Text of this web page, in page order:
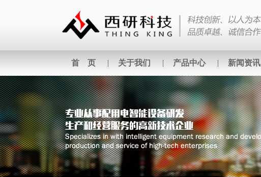
首 页 关于我们 产品中心 新闻资讯